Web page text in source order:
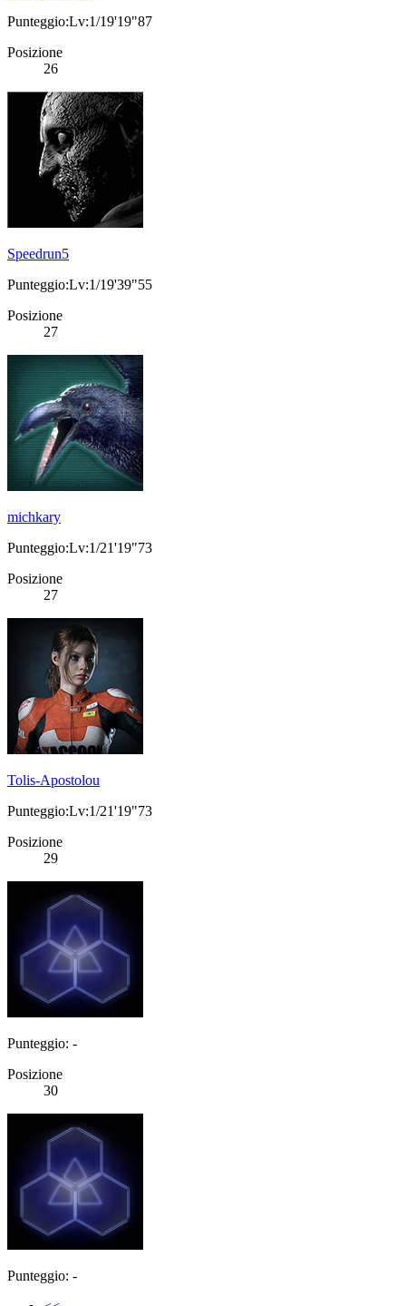
Punteggio:Lv:1/19'19"87
Posizione
26
Speedrun5
Punteggio:Lv:1/19'39"55
Posizione
27
michkary
Punteggio:Lv:1/21'19"73
Posizione
27
Tolis-Apostolou
Punteggio:Lv:1/21'19"73
Posizione
29
Punteggio: -
Posizione
30
Punteggio: -